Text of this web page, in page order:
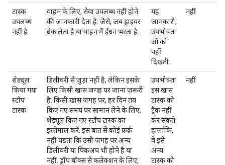
टास्क
उपलब्ध
नहीं है
वाहन के लिए, सेवा उपलब्ध नहीं होने
की जानकारी देता है. जैसे, जब ड्राइवर
ब्रेक लेता है या वाहन में ईंधन भरता है.
यह
जानकारी,
उपभोक्ता
ओं को
नहीं
दिखती.
नहीं
शेड्यूल
किया गया
स्टॉप
टास्क
डिलीवरी से जुड़ा नहीं है, लेकिन इसके
लिए किसी खास जगह पर जाना ज़रूरी
है. किसी खास जगह पर, हर दिन तय
किए गए समय पर सामान लेने के लिए,
शेड्यूल किए गए स्टॉप टास्क का
इस्तेमाल करें. इस बात से कोई फ़र्क़
नहीं पड़ता कि उसी जगह पर अन्य
डिलीवरी या पिकअप भी होने हैं या
नहीं. ड्रॉप बॉक्स से कलेक्शन के लिए,
उपभोक्ता
इस खास
टास्क को
ट्रैक नहीं
कर सकते.
हालांकि,
वे इसे
अन्य
टास्क को
नहीं